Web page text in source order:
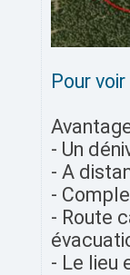
Pour
- Un
- A
-
- Route
- Le lieu